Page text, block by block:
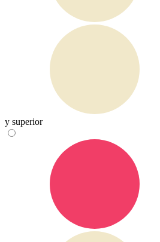
y superior